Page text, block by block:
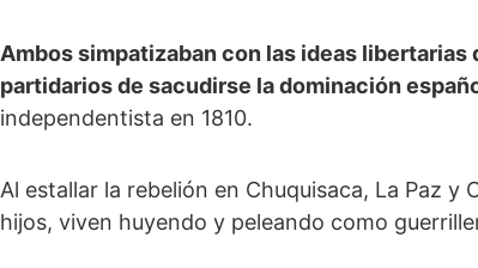
Ambos simpatizaban con las ideas
partidarios de sacudirse la dominación
independentista en 1810.
Al estallar la rebelión en Chuquisaca, La Paz
hijos, viven huyendo y peleando como